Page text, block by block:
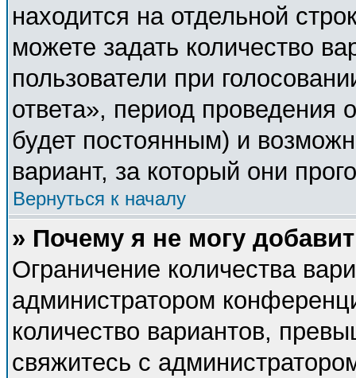
находится на отдельной
можете задать количество
пользователи при
ответа», период проведения
будет постоянным) и
вариант, за который они
Вернуться к началу
» Почему я не могу
Ограничение количества
администратором
количество вариантов,
свяжитесь с